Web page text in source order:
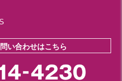
い合わせはこちら